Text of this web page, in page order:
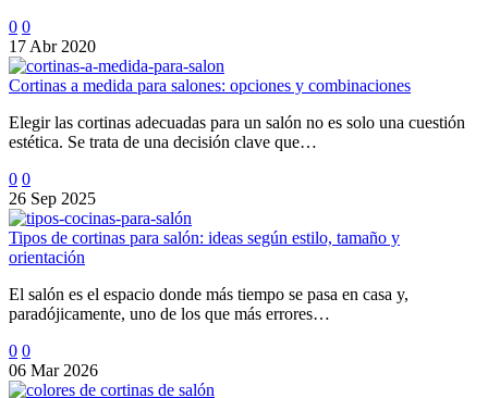
0 0
17 Abr 2020
Cortinas a medida para salones: opciones y combinaciones
Elegir las cortinas adecuadas para un salón no es solo una cuestión
estética. Se trata de una decisión clave que…
0 0
26 Sep 2025
Tipos de cortinas para salón: ideas según estilo, tamaño y
orientación
El salón es el espacio donde más tiempo se pasa en casa y,
paradójicamente, uno de los que más errores…
0 0
06 Mar 2026